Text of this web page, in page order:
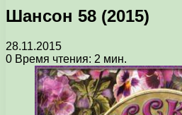
Шансон 58 (2015)
28.11.2015
0 Время чтения: 2 мин.